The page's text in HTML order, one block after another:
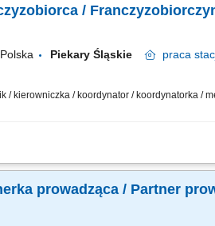
/
Piekary Śląskie praca
/ kierowniczka / koordynator / koordynatorka /
zadania: Prowadzenie własnej działalności
prowadząca / Partner